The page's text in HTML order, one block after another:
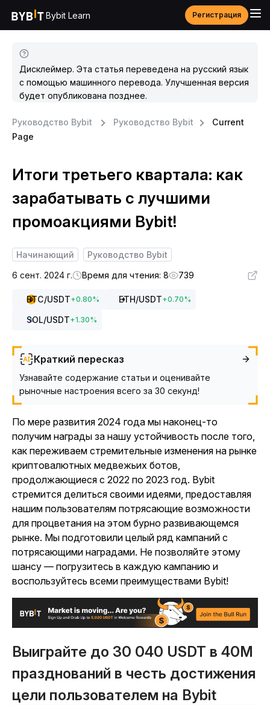
Bybit Learn Регистрация
Дисклеймер. Эта статья переведена на русский язык
с помощью машинного перевода. Улучшенная версия
будет опубликована позднее.
Руководство Bybit Руководство Bybit
Current
Page
Итоги третьего квартала: как
зарабатывать с лучшими
промоакциями Bybit!
Начинающий
Руководство Bybit
6 сент. 2024 г.
Время для чтения: 8 739
BTC/USDT+0.80% ETH/USDT+0.70%
SOL/USDT+1.30%
Краткий пересказ
Узнавайте содержание статьи и оценивайте
рыночные настроения всего за 30 секунд!
По мере развития 2024 года мы наконец-то
получим награды за нашу устойчивость после того,
как переживаем стремительные изменения на рынке
криптовалютных медвежьих ботов,
продолжающиеся с 2022 по 2023 год. Bybit
стремится делиться своими идеями, предоставляя
нашим пользователям потрясающие возможности
для процветания на этом бурно развивающемся
рынке. Мы подготовили целый ряд кампаний с
потрясающими наградами. Не позволяйте этому
шансу — погрузитесь в каждую кампанию и
воспользуйтесь всеми преимуществами Bybit!
Выиграйте до 30 040 USDT в 40M
празднований в честь достижения
цели пользователем на Bybit